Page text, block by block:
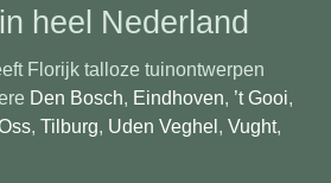
heel Nederland
Florijk talloze tuinontwerpen
Den Bosch, Eindhoven, ’t Gooi,
, Tilburg, Uden Veghel, Vught,